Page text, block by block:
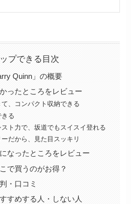
プできる目次
Quinn」の概要
ったところをレビュー
、コンパクト収納できる
る
ト力で、坂道でもスイスイ登れる
だから、見た目スッキリ
なったところをレビュー
で買うのがお得？
・口コミ
すめする人・しない人